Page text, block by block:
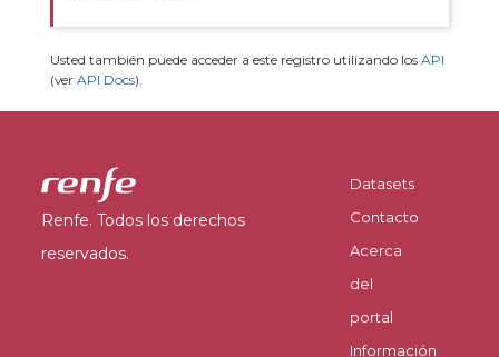
Usted también puede acceder a este registro utilizando los API
(ver API Docs).
Renfe. Todos los derechos
reservados.
Datasets
Contacto
Acerca
del
portal
Información